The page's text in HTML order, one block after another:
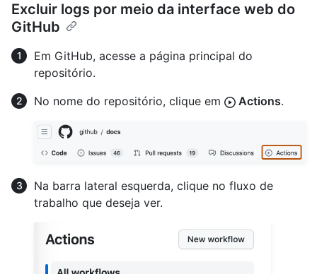
Excluir logs por meio da interface web do
GitHub
Em GitHub, acesse a página principal do
repositório.
No nome do repositório, clique em
Actions.
Na barra lateral esquerda, clique no fluxo de
trabalho que deseja ver.